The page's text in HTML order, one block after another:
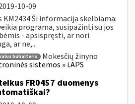
10-09
Ši informacija skelbiama:
programa, susipažinti su jos
- apsispręsti, ar nori
ar ne,...
buhalteris
Mokesčių žinyno
sistemos » i.APS
FR0457 duomenys